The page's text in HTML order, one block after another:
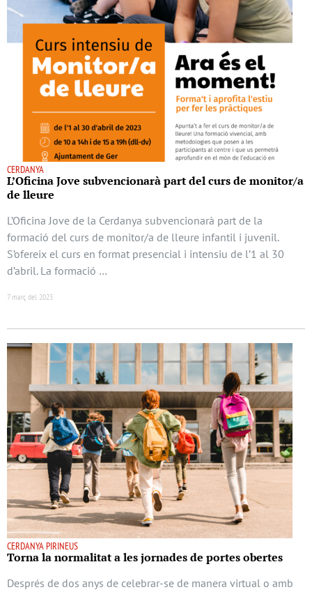
CERDANYA
L’Oficina Jove subvencionarà part del curs de monitor/a
de lleure
L’Oficina Jove de la Cerdanya subvencionarà part de la
formació del curs de monitor/a de lleure infantil i juvenil.
S’ofereix el curs en format presencial i intensiu de l’1 al 30
d’abril. La formació …
7 març del 2023
CERDANYA PIRINEUS
Torna la normalitat a les jornades de portes obertes
Després de dos anys de celebrar-se de manera virtual o amb